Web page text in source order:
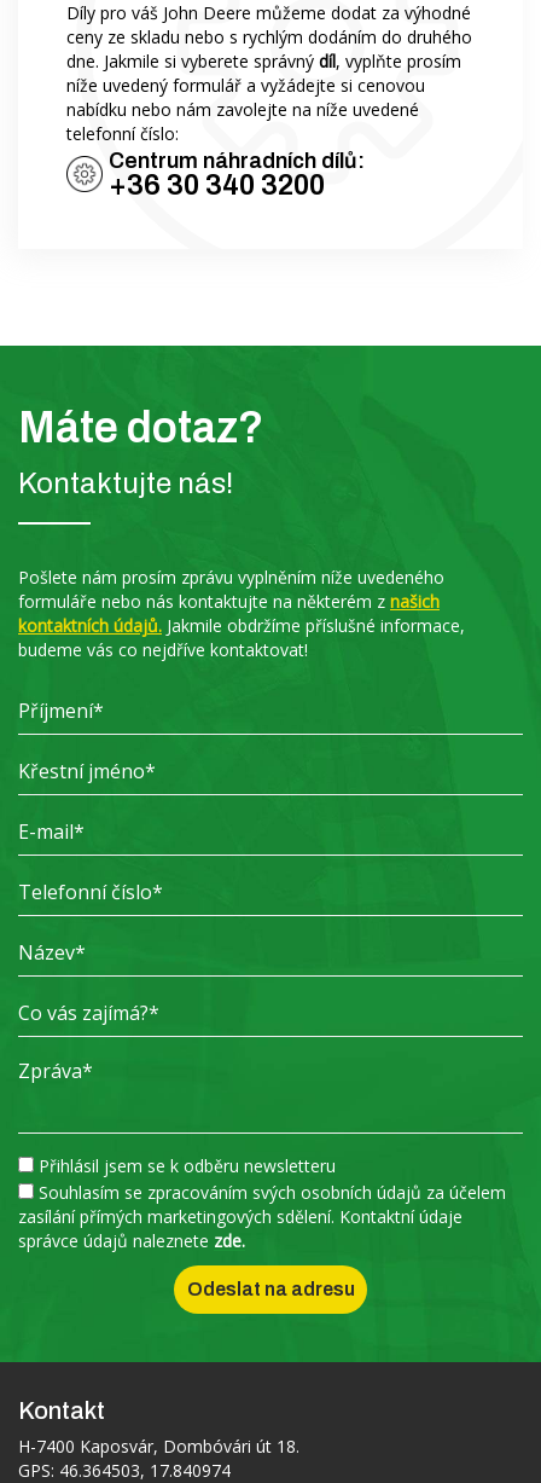
Díly pro váš John Deere můžeme dodat za výhodné
ceny ze skladu nebo s rychlým dodáním do druhého
dne. Jakmile si vyberete správný díl, vyplňte prosím
níže uvedený formulář a vyžádejte si cenovou
nabídku nebo nám zavolejte na níže uvedené
telefonní číslo:
Centrum náhradních dílů:
+36 30 340 3200
Máte dotaz?
Kontaktujte nás!
Pošlete nám prosím zprávu vyplněním níže uvedeného
formuláře nebo nás kontaktujte na některém z našich
kontaktních údajů. Jakmile obdržíme příslušné informace,
budeme vás co nejdříve kontaktovat!
Přihlásil jsem se k odběru newsletteru
Souhlasím se zpracováním svých osobních údajů za účelem
zasílání přímých marketingových sdělení. Kontaktní údaje
správce údajů naleznete zde.
Kontakt
H-7400 Kaposvár, Dombóvári út 18.
GPS: 46.364503, 17.840974